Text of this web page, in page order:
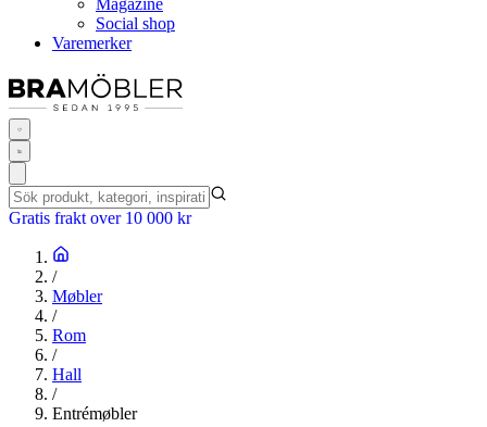
Magazine
Social shop
Varemerker
Gratis frakt over 10 000 kr
/
Møbler
/
Rom
/
Hall
/
Entrémøbler